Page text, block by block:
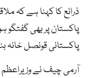
ذرائع کا کہنا ہے کہ
پاکستان پر بھی گفتگو
پاکستانی قونصل خانہ
آرمی چیف نے